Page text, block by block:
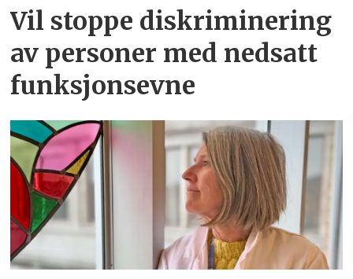
Vil stoppe diskriminering
av personer med nedsatt
funksjonsevne